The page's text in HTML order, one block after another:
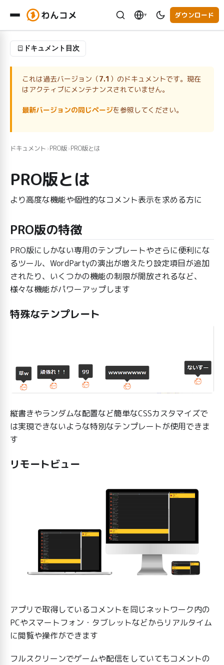
わんコメ ▾ ダウンロード
ドキュメント目次
これは過去バージョン（7.1 ）のドキュメントです。現在
はアクティブにメンテナンスされていません。
最新バージョンの同じページを参照してください。
ドキュメント › PRO版 › PRO版とは
PRO版とは
より高度な機能や個性的なコメント表示を求める方に
PRO版の特徴
PRO版にしかない専用のテンプレートやさらに便利にな
るツール、WordPartyの演出が増えたり設定項目が追加
されたり、いくつかの機能の制限が開放されるなど、
様々な機能がパワーアップします
特殊なテンプレート
縦書きやランダムな配置など簡単なCSSカスタマイズで
は実現できないような特別なテンプレートが使用できま
す
リモートビュー
アプリで取得しているコメントを同じネットワーク内の
PCやスマートフォン・タブレットなどからリアルタイム
に閲覧や操作ができます
フルスクリーンでゲームや配信をしていてもコメントの